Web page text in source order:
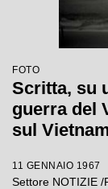
FOTO
Scritta, su
guerra del
sul
11 GENNAIO 1967
Settore NOTIZIE /